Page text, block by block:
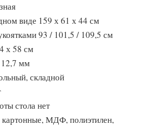
виде 159 х 61 х 44 см
93 / 101,5 / 109,5 см
х 58 см
мм
складной
стола нет
картонные, МДФ, полиэтилен,